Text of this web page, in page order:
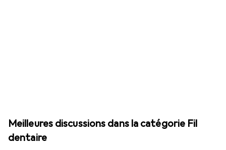
Meilleures discussions dans la catégorie Fil
dentaire